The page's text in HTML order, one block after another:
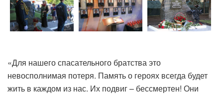
«Для нашего спасательного братства это
невосполнимая потеря. Память о героях всегда будет
жить в каждом из нас. Их подвиг – бессмертен! Они